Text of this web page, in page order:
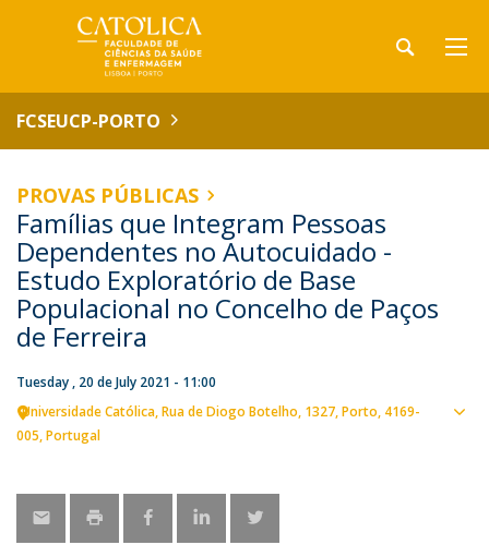
FCSEUCP-PORTO
PROVAS PÚBLICAS
Famílias que Integram Pessoas
Dependentes no Autocuidado -
Estudo Exploratório de Base
Populacional no Concelho de Paços
de Ferreira
Tuesday , 20 de July 2021 - 11:00
Universidade Católica Rua de Diogo Botelho, 1327 Porto 4169-
005 Portugal